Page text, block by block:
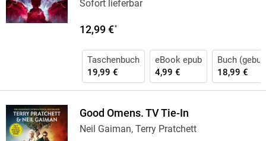
Sofort lieferbar
12,99 €*
Taschenbuch
19,99 €
eBook epub
4,99 €
Buch
18,99 €
Good Omens. TV Tie-In
Neil Gaiman, Terry Pratchett